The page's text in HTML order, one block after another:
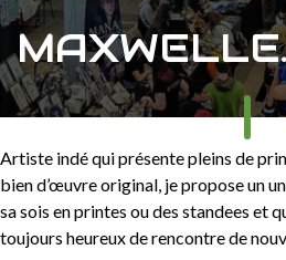
Artiste indé qui présente pleins de
bien d’œuvre original, je propose un
sa sois en printes ou des standees et
toujours heureux de rencontre de